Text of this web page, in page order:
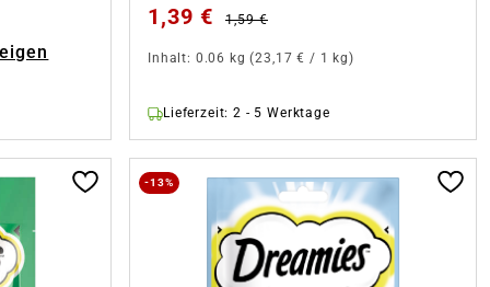
1,39 € 1,59 €
Inhalt: 0.06 kg(23,17 € / 1 kg)
Lieferzeit: 2 - 5 Werktage
-13%